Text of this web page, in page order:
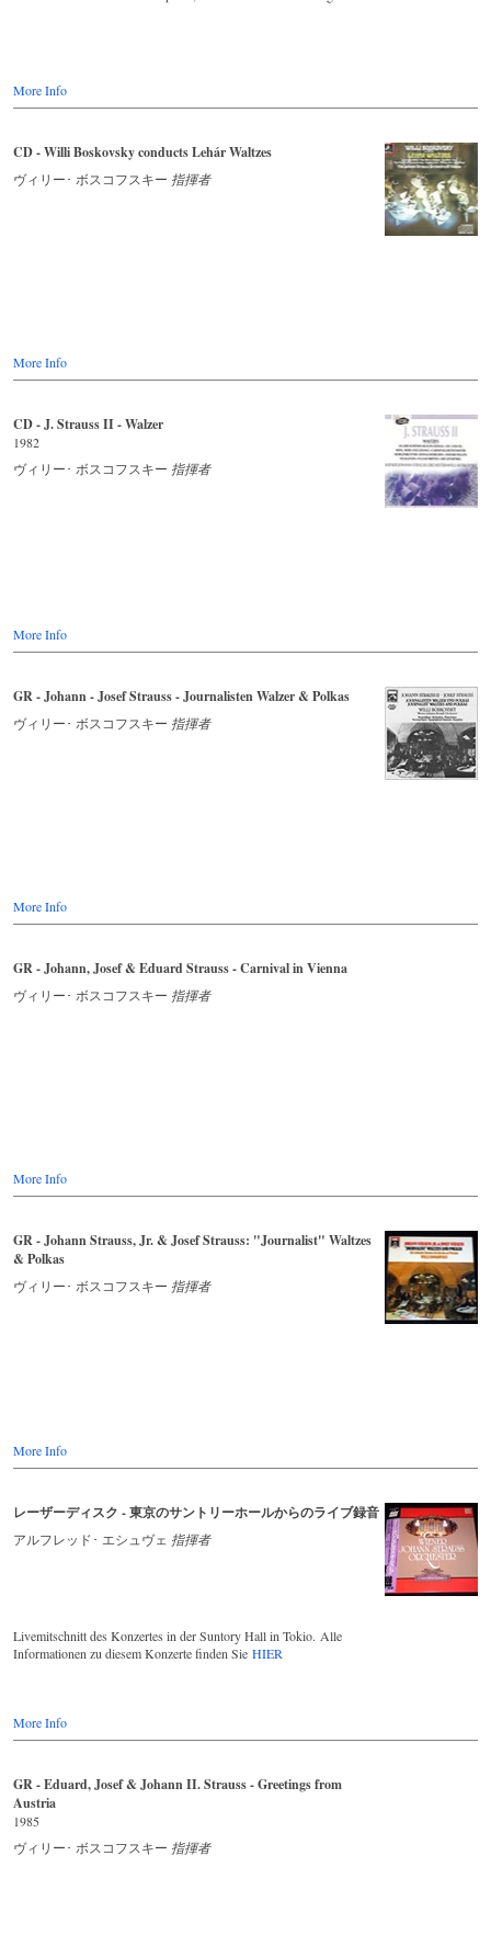
More Info
CD - Willi Boskovsky conducts Lehár Waltzes
ヴィリー･ ボスコフスキー 指揮者
More Info
CD - J. Strauss II - Walzer
1982
ヴィリー･ ボスコフスキー 指揮者
More Info
GR - Johann - Josef Strauss - Journalisten Walzer & Polkas
ヴィリー･ ボスコフスキー 指揮者
More Info
GR - Johann, Josef & Eduard Strauss - Carnival in Vienna
ヴィリー･ ボスコフスキー 指揮者
More Info
GR - Johann Strauss, Jr. & Josef Strauss: "Journalist" Waltzes
& Polkas
ヴィリー･ ボスコフスキー 指揮者
More Info
レーザーディスク - 東京のサントリーホールからのライブ録音
アルフレッド･ エシュヴェ 指揮者
Livemitschnitt des Konzertes in der Suntory Hall in Tokio. Alle
Informationen zu diesem Konzerte finden Sie HIER
More Info
GR - Eduard, Josef & Johann II. Strauss - Greetings from
Austria
1985
ヴィリー･ ボスコフスキー 指揮者